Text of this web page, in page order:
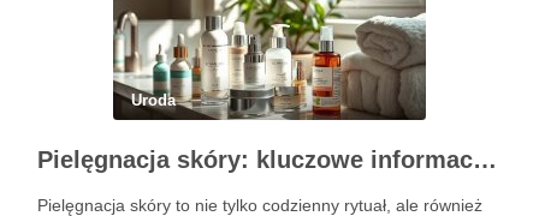
Uroda
Pielęgnacja skóry: kluczowe informacje i skuteczne metody
Pielęgnacja skóry to nie tylko codzienny rytuał, ale również